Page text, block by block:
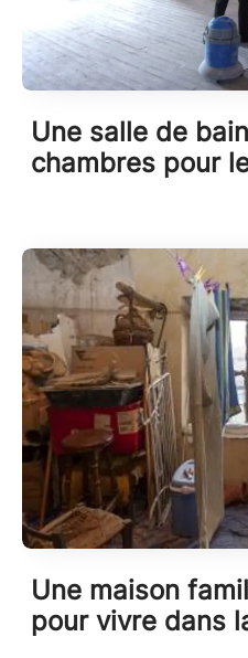
Une salle de
chambres pour
Une maison
pour vivre dans